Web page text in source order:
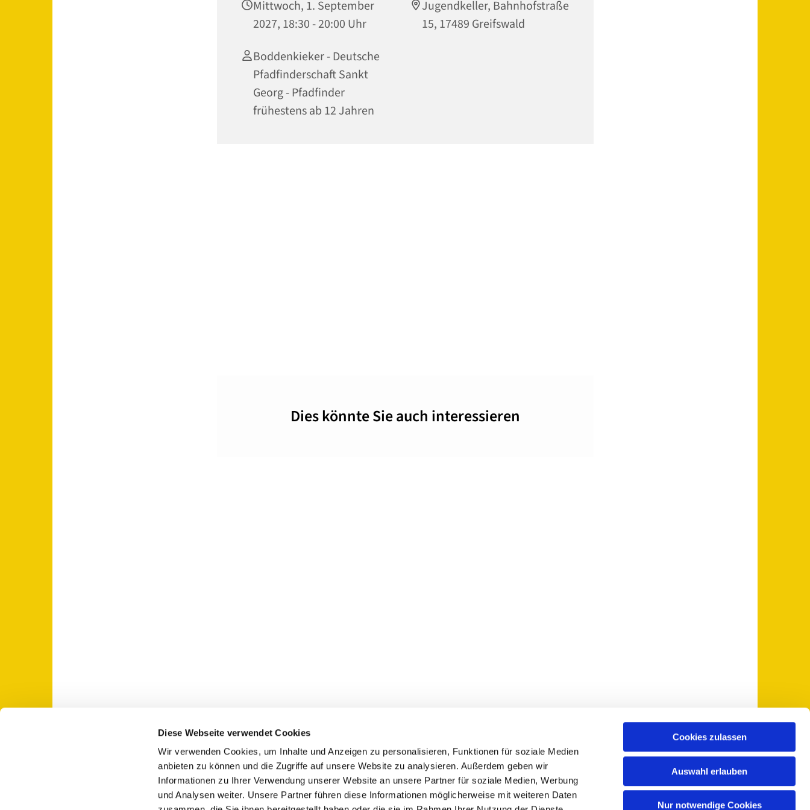
Diese Webseite verwendet Cookies
Wir verwenden Cookies, um Inhalte und Anzeigen zu personalisieren, Funktionen für soziale Medien
anbieten zu können und die Zugriffe auf unsere Website zu analysieren. Außerdem geben wir
Informationen zu Ihrer Verwendung unserer Website an unsere Partner für soziale Medien, Werbung
und Analysen weiter. Unsere Partner führen diese Informationen möglicherweise mit weiteren Daten
Cookies zulassen
Auswahl erlauben
Nur notwendige Cookies
Mittwoch, 1. September
2027, 18:30 - 20:00 Uhr
Jugendkeller, Bahnhofstraße
15, 17489 Greifswald
Boddenkieker - Deutsche
Pfadfinderschaft Sankt
Georg - Pfadfinder
frühestens ab 12 Jahren
Dies könnte Sie auch interessieren
St. Otto: Katholische Kirche Usedom-Anklam-Greifswald · Bahnhofstr. 15, 17489 Greifswald+49 3834 5735-0
pfarramt@sankt-otto.de
Kontaktinformationen
Impressum
Hinweisgebersystem